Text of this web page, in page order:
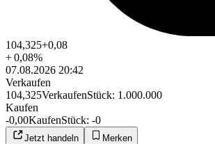
104,325+0,08
+0,08%
07.08.2026 20:42
Verkaufen
104,325VerkaufenStück: 1.000.000
Kaufen
-0,00KaufenStück: -0
Jetzt handeln Merken